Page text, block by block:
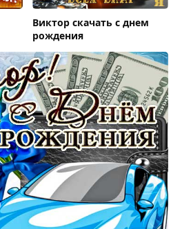
Виктор скачать с днем
рождения